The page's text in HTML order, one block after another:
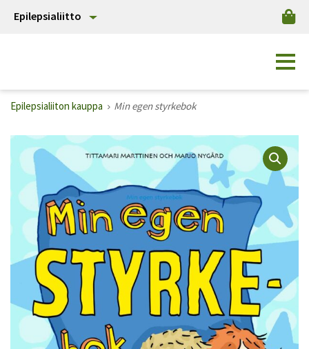
Epilepsialiitto
Epilepsialiiton kauppa Min egen styrkebok